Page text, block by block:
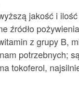
jakość i ilość
źródło
z grupy B,
potrzebnych;
tokoferol,